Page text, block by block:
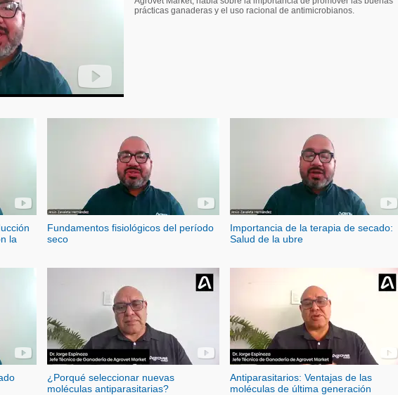
prácticas ganaderas y el uso racional de antimicrobianos.
la
Fundamentos fisiológicos del período
seco
Importancia de la terapia de secado:
Salud de la ubre
¿Porqué seleccionar nuevas
moléculas antiparasitarias?
Antiparasitarios: Ventajas de las
moléculas de última generación